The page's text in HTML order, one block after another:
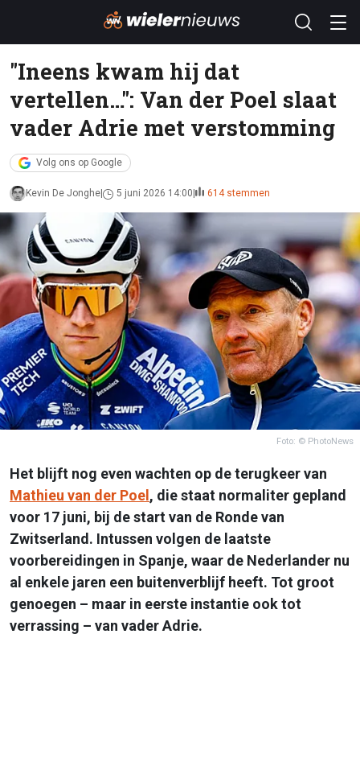
"Ineens kwam hij dat
vertellen…": Van der Poel slaat
vader Adrie met verstomming
Volg ons op Google
Kevin De Jonghe 5 juni 2026 14:00 614 stemmen
Foto: © PhotoNews
Het blijft nog even wachten op de terugkeer van
Mathieu van der Poel, die staat normaliter gepland
voor 17 juni, bij de start van de Ronde van
Zwitserland. Intussen volgen de laatste
voorbereidingen in Spanje, waar de Nederlander nu
al enkele jaren een buitenverblijf heeft. Tot groot
genoegen – maar in eerste instantie ook tot
verrassing – van vader Adrie.